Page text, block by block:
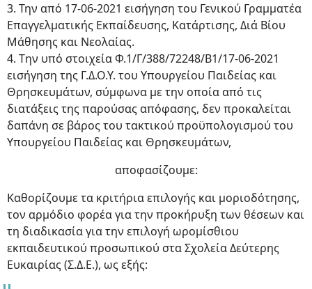
3. Την από 17-06-2021 εισήγηση του Γενικού Γραμματέα
Επαγγελματικής Εκπαίδευσης, Κατάρτισης, Διά Βίου
Μάθησης και Νεολαίας.
4. Tην υπό στοιχεία Φ.1/Γ/388/72248/Β1/17-06-2021
εισήγηση της Γ.Δ.Ο.Υ. του Υπουργείου Παιδείας και
Θρησκευμάτων, σύμφωνα με την οποία από τις
διατάξεις της παρούσας απόφασης, δεν προκαλείται
δαπάνη σε βάρος του τακτικού προϋπολογισμού του
Υπουργείου Παιδείας και Θρησκευμάτων,
αποφασίζουμε:
Καθορίζουμε τα κριτήρια επιλογής και μοριοδότησης,
τον αρμόδιο φορέα για την προκήρυξη των θέσεων και
τη διαδικασία για την επιλογή ωρομίσθιου
εκπαιδευτικού προσωπικού στα Σχολεία Δεύτερης
Ευκαιρίας (Σ.Δ.Ε.), ως εξής: